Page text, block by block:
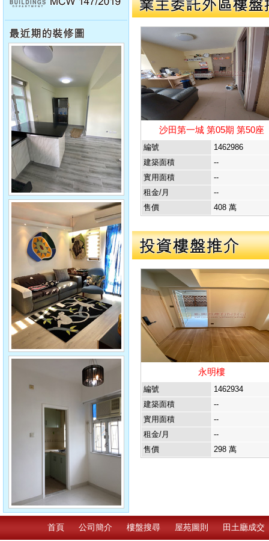
沙田第一城 第05期 第50座
編號
1462986
建築面積
--
實用面積
--
租金/月
--
售價
408 萬
永明樓
編號
1462934
建築面積
--
實用面積
--
租金/月
--
售價
298 萬
首頁 公司簡介 樓盤搜尋 屋苑圖則 田土廳成交